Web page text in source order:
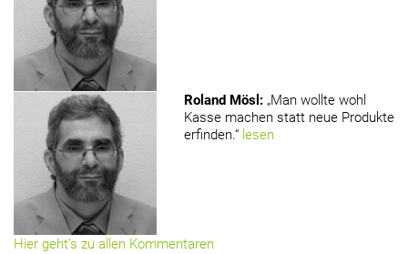
Roland Mösl : „Man wollte wohl
Kasse machen statt neue Produkte
erfinden.“ lesen
Hier geht’s zu allen Kommentaren